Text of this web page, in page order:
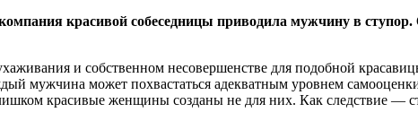
красивой собеседницы приводила мужчину в ступор.
и собственном несовершенстве для подобной
мужчина может похвастаться адекватным уровнем
красивые женщины созданы не для них. Как следствие —